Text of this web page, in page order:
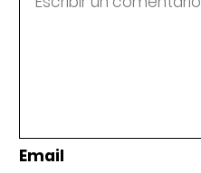
Email